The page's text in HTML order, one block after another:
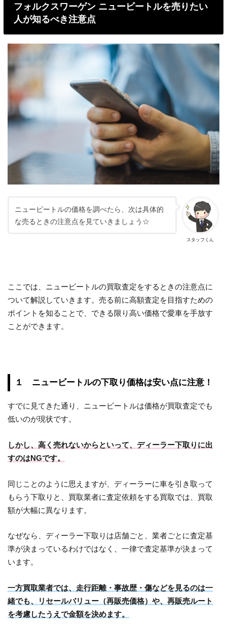
フォルクスワーゲン ニュービートルを売りたい
人が知るべき注意点
スタッフくん
ニュービートルの価格を調べたら、次は具体的
な売るときの注意点を見ていきましょう☆
ここでは、ニュービートルの買取査定をするときの注意点に
ついて解説していきます。売る前に高額査定を目指すための
ポイントを知ることで、できる限り高い価格で愛車を手放す
ことができます。
１ ニュービートルの下取り価格は安い点に注意！
すでに見てきた通り、ニュービートルは価格が買取査定でも
低いのが現状です。
しかし、高く売れないからといって、ディーラー下取りに出
すのはNGです。
同じことのように思えますが、ディーラーに車を引き取って
もらう下取りと、買取業者に査定依頼をする買取では、買取
額が大幅に異なります。
なぜなら、ディーラー下取りは店舗ごと、業者ごとに査定基
準が決まっているわけではなく、一律で査定基準が決まって
います。
一方買取業者では、走行距離・事故歴・傷などを見るのは一
緒でも、リセールバリュー（再販売価格）や、再販売ルート
を考慮したうえで金額を決めます。